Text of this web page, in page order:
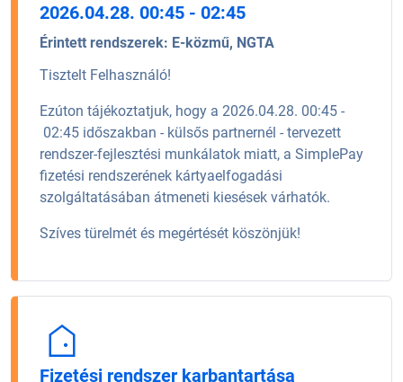
2026.04.28. 00:45 - 02:45
Érintett rendszerek: E-közmű, NGTA
Tisztelt Felhasználó!
Ezúton tájékoztatjuk, hogy a 2026.04.28. 00:45 -
02:45 időszakban - külsős partnernél - tervezett
rendszer-fejlesztési munkálatok miatt, a SimplePay
fizetési rendszerének kártyaelfogadási
szolgáltatásában átmeneti kiesések várhatók.
Szíves türelmét és megértését köszönjük!
Fizetési rendszer karbantartása